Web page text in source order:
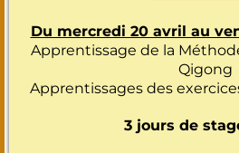
Du mercredi 20 avril au
Apprentissage de la
Qigong
Apprentissages des
3 jours de